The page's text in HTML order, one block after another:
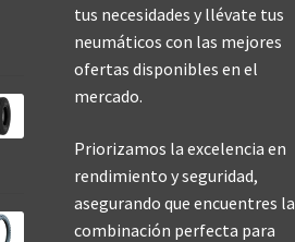
tus necesidades y llévate tus
neumáticos con las mejores
ofertas disponibles en el
mercado.
Priorizamos la excelencia en
rendimiento y seguridad,
asegurando que encuentres la
combinación perfecta para